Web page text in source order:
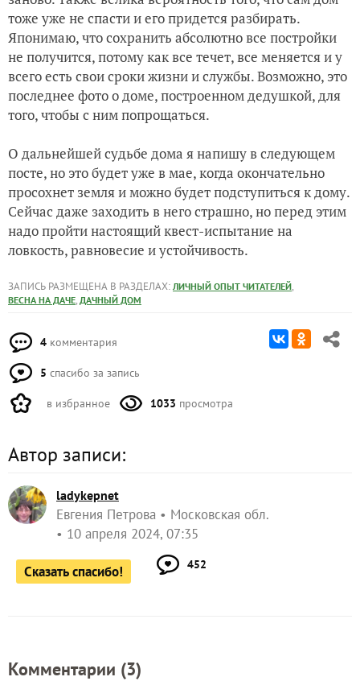
тоже уже не спасти и его придется разбирать.
Японимаю, что сохранить абсолютно все постройки
не получится, потому как все течет, все меняется и у
всего есть свои сроки жизни и службы. Возможно, это
последнее фото о доме, построенном дедушкой, для
того, чтобы с ним попрощаться.
О дальнейшей судьбе дома я напишу в следующем
посте, но это будет уже в мае, когда окончательно
просохнет земля и можно будет подступиться к дому.
Сейчас даже заходить в него страшно, но перед этим
надо пройти настоящий квест-испытание на
ловкость, равновесие и устойчивость.
ЗАПИСЬ РАЗМЕЩЕНА В РАЗДЕЛАХ: ЛИЧНЫЙ ОПЫТ ЧИТАТЕЛЕЙ,
ВЕСНА НА ДАЧЕ, ДАЧНЫЙ ДОМ
4 комментария
5 спасибо за запись
в избранное 1033 просмотра
Автор записи:
ladykepnet
Евгения Петрова
Московская обл.
10 апреля 2024, 07:35
Сказать спасибо! 452
Комментарии (3)